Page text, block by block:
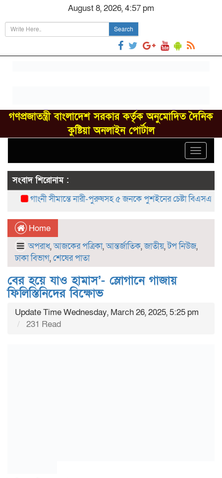
August 8, 2026, 4:57 pm
Search
গণপ্রজাতন্ত্রী বাংলাদেশ সরকার কর্তৃক অনুমোদিত দৈনিক
কুষ্টিয়া অনলাইন পোর্টাল
Toggle
সংবাদ শিরোনাম :
গাংনী সীমান্তে নারী-পুরুষসহ ৫ জনকে পুশইনের চেষ্টা বিএসএফের,
Home
অপরাধ,আজকের পত্রিকা,আন্তর্জাতিক,জাতীয়,টপ নিউজ,
ঢাকা বিভাগ,শেষের পাতা
বের হয়ে যাও হামাস’- স্লোগানে গাজায়
ফিলিস্তিনিদের বিক্ষোভ
Update Time Wednesday, March 26, 2025, 5:25 pm
231 Read